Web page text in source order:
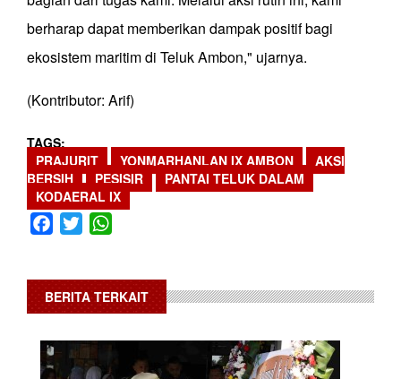
berharap dapat memberikan dampak positif bagi
ekosistem maritim di Teluk Ambon," ujarnya.
(Kontributor: Arif)
TAGS
PRAJURIT
YONMARHANLAN IX AMBON
AKSI
BERSIH
PESISIR
PANTAI TELUK DALAM
KODAERAL IX
Facebook
Twitter
BERITA TERKAIT